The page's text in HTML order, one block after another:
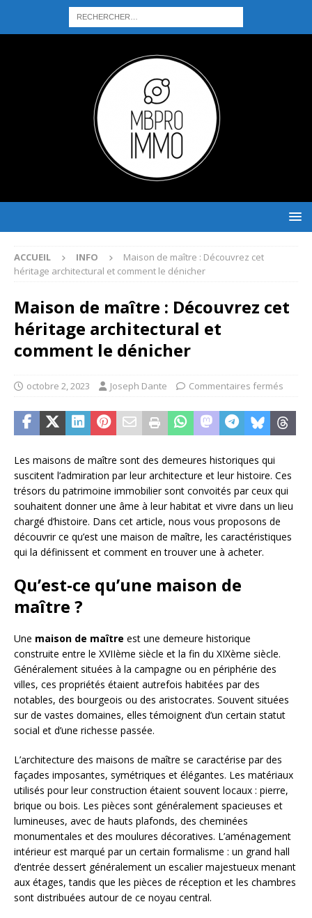
ACCUEIL INFO
Maison de maître : Découvrez cet
héritage architectural et comment le dénicher
Maison de maître : Découvrez cet
héritage architectural et
comment le dénicher
octobre 2, 2023 Joseph Dante Commentaires fermés
Les maisons de maître sont des demeures historiques qui
suscitent l’admiration par leur architecture et leur histoire. Ces
trésors du patrimoine immobilier sont convoités par ceux qui
souhaitent donner une âme à leur habitat et vivre dans un lieu
chargé d’histoire. Dans cet article, nous vous proposons de
découvrir ce qu’est une maison de maître, les caractéristiques
qui la définissent et comment en trouver une à acheter.
Qu’est-ce qu’une maison de
maître ?
Une maison de maître est une demeure historique
construite entre le XVIIème siècle et la fin du XIXème siècle.
Généralement situées à la campagne ou en périphérie des
villes, ces propriétés étaient autrefois habitées par des
notables, des bourgeois ou des aristocrates. Souvent situées
sur de vastes domaines, elles témoignent d’un certain statut
social et d’une richesse passée.
L’architecture des maisons de maître se caractérise par des
façades imposantes, symétriques et élégantes. Les matériaux
utilisés pour leur construction étaient souvent locaux : pierre,
brique ou bois. Les pièces sont généralement spacieuses et
lumineuses, avec de hauts plafonds, des cheminées
monumentales et des moulures décoratives. L’aménagement
intérieur est marqué par un certain formalisme : un grand hall
d’entrée dessert généralement un escalier majestueux menant
aux étages, tandis que les pièces de réception et les chambres
sont distribuées autour de ce noyau central.